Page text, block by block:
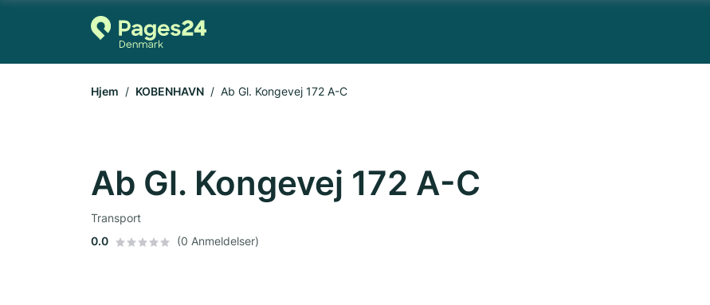
Hjem KOBENHAVN Ab Gl. Kongevej 172 A-C
Ab Gl. Kongevej 172 A-C
Transport
0.0
(0 Anmeldelser)